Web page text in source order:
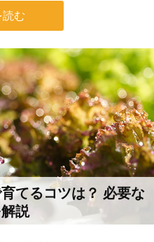
読む
てるコツは？ 必要な
説